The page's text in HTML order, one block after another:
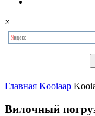
×
Главная Kooiaap
Вилочный